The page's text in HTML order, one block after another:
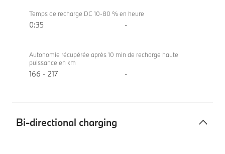
Temps de recharge DC 10-80 % en heure
0:35 -
Autonomie récupérée après 10 min de recharge haute
puissance en km
166 - 217 -
Bi-directional charging